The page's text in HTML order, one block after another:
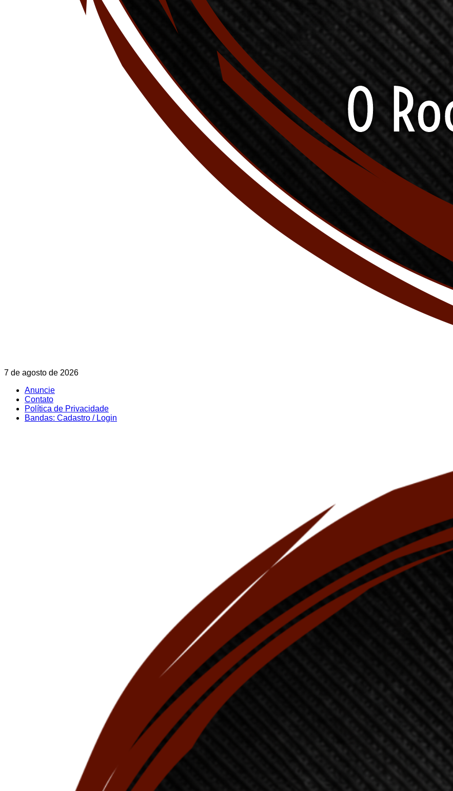
Skip
content
7 de agosto de 2026
Anuncie
Contato
Política de Privacidade
Bandas: Cadastro / Login